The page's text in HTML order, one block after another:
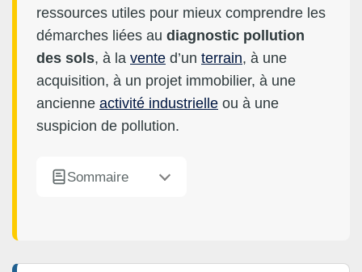
ressources utiles pour mieux comprendre les
démarches liées au diagnostic pollution
des sols, à la vente d’un terrain, à une
acquisition, à un projet immobilier, à une
ancienne activité industrielle ou à une
suspicion de pollution.
Sommaire